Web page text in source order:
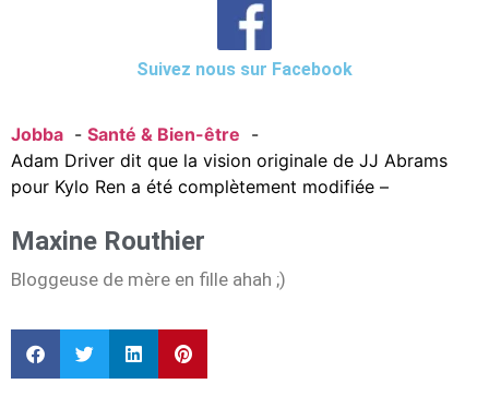
Suivez nous sur Facebook
Jobba
Santé & Bien-être
Adam Driver dit que la vision originale de JJ Abrams
pour Kylo Ren a été complètement modifiée –
Maxine Routhier
Bloggeuse de mère en fille ahah ;)